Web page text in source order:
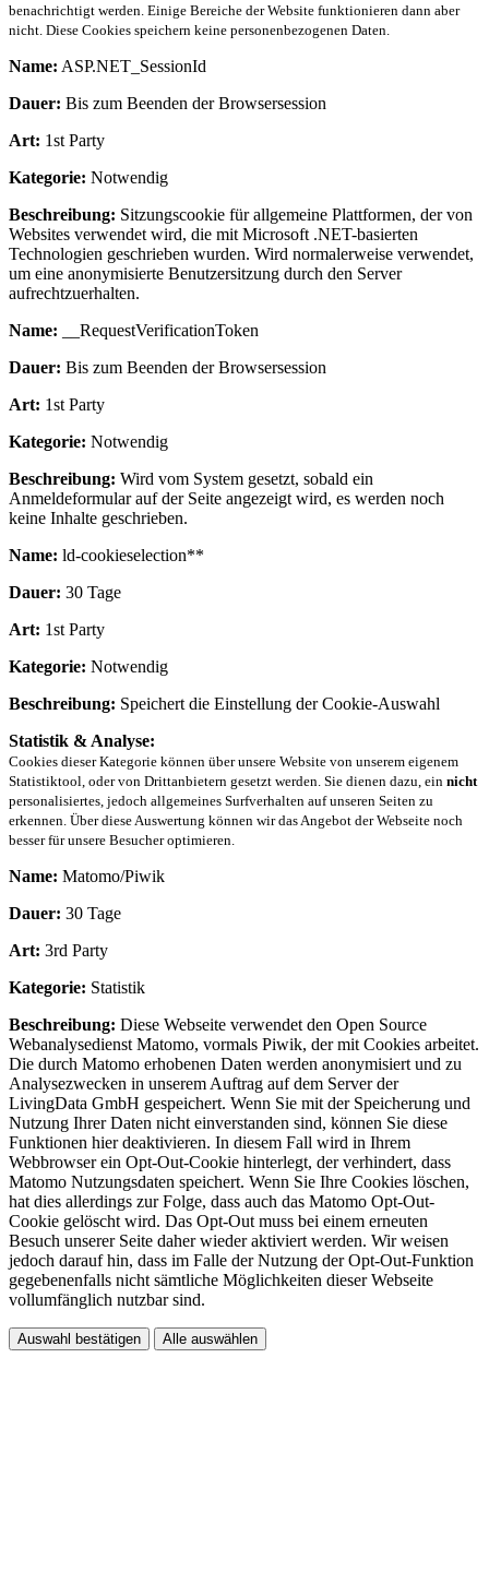
benachrichtigt werden. Einige Bereiche der Website funktionieren dann aber
nicht. Diese Cookies speichern keine personenbezogenen Daten.
Name: ASP.NET_SessionId
Dauer: Bis zum Beenden der Browsersession
Art: 1st Party
Kategorie: Notwendig
Beschreibung: Sitzungscookie für allgemeine Plattformen, der von
Websites verwendet wird, die mit Microsoft .NET-basierten
Technologien geschrieben wurden. Wird normalerweise verwendet,
um eine anonymisierte Benutzersitzung durch den Server
aufrechtzuerhalten.
Name: __RequestVerificationToken
Dauer: Bis zum Beenden der Browsersession
Art: 1st Party
Kategorie: Notwendig
Beschreibung: Wird vom System gesetzt, sobald ein
Anmeldeformular auf der Seite angezeigt wird, es werden noch
keine Inhalte geschrieben.
Name: ld-cookieselection**
Dauer: 30 Tage
Art: 1st Party
Kategorie: Notwendig
Beschreibung: Speichert die Einstellung der Cookie-Auswahl
Statistik & Analyse:
Cookies dieser Kategorie können über unsere Website von unserem eigenem
Statistiktool, oder von Drittanbietern gesetzt werden. Sie dienen dazu, ein nicht
personalisiertes, jedoch allgemeines Surfverhalten auf unseren Seiten zu
erkennen. Über diese Auswertung können wir das Angebot der Webseite noch
besser für unsere Besucher optimieren.
Name: Matomo/Piwik
Dauer: 30 Tage
Art: 3rd Party
Kategorie: Statistik
Beschreibung: Diese Webseite verwendet den Open Source
Webanalysedienst Matomo, vormals Piwik, der mit Cookies arbeitet.
Die durch Matomo erhobenen Daten werden anonymisiert und zu
Analysezwecken in unserem Auftrag auf dem Server der
LivingData GmbH gespeichert. Wenn Sie mit der Speicherung und
Nutzung Ihrer Daten nicht einverstanden sind, können Sie diese
Funktionen hier deaktivieren. In diesem Fall wird in Ihrem
Webbrowser ein Opt-Out-Cookie hinterlegt, der verhindert, dass
Matomo Nutzungsdaten speichert. Wenn Sie Ihre Cookies löschen,
hat dies allerdings zur Folge, dass auch das Matomo Opt-Out-
Cookie gelöscht wird. Das Opt-Out muss bei einem erneuten
Besuch unserer Seite daher wieder aktiviert werden. Wir weisen
jedoch darauf hin, dass im Falle der Nutzung der Opt-Out-Funktion
gegebenenfalls nicht sämtliche Möglichkeiten dieser Webseite
vollumfänglich nutzbar sind.
Auswahl bestätigen Alle auswählen